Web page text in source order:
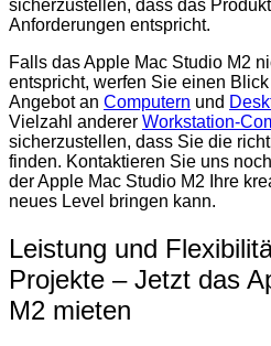
sicherzustellen, dass das
Anforderungen entspricht.
Falls das Apple Mac Studio M2
entspricht, werfen Sie einen
Angebot an Computern und
Vielzahl anderer Workstation-
sicherzustellen, dass Sie die
finden. Kontaktieren Sie uns
der Apple Mac Studio M2 Ihre
neues Level bringen kann.
Leistung und
Projekte – Jetzt das
M2 mieten